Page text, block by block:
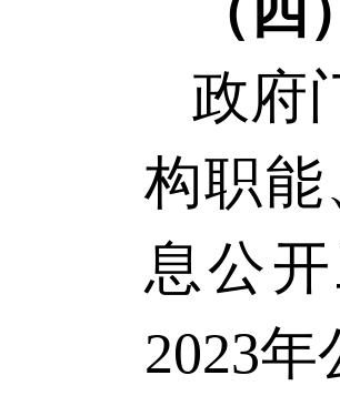
政府
构职
息公
2023年